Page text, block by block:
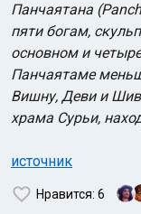
Панчаятана
пяти богам,
основном и
Панчаятаме
Вишну, Деви и
храма Сурьи,
источник
Нравится: 6